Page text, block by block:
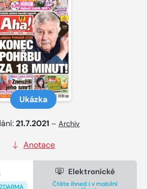
Ukázka
21.7.2021 – Archiv
Anotace
Elektronické
Čtěte ihned i v mobilní